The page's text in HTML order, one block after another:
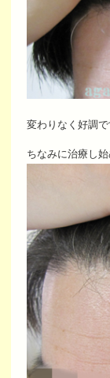
変わりなく好調で
ちなみに治療し